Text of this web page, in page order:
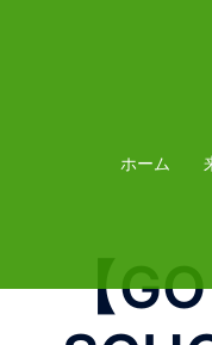
ホーム
【